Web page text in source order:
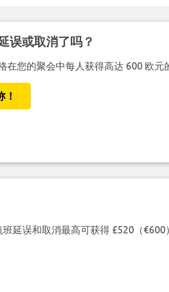
误或取消了吗？
在您的聚会中每人获得高达 600 欧元
！
延误和取消最高可获得 £520（€600